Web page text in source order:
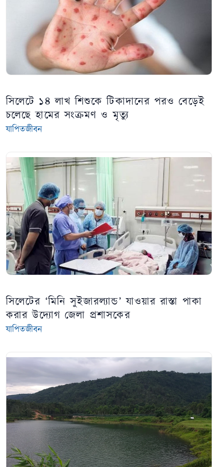
সিলেটে ১৪ লাখ শিশুকে টিকাদানের পরও বেড়েই
চলেছে হামের সংক্রমণ ও মৃত্যু
যাপিতজীবন
সিলেটের ‘মিনি সুইজারল্যান্ড’ যাওয়ার রাস্তা পাকা
করার উদ্যোগ জেলা প্রশাসকের
যাপিতজীবন